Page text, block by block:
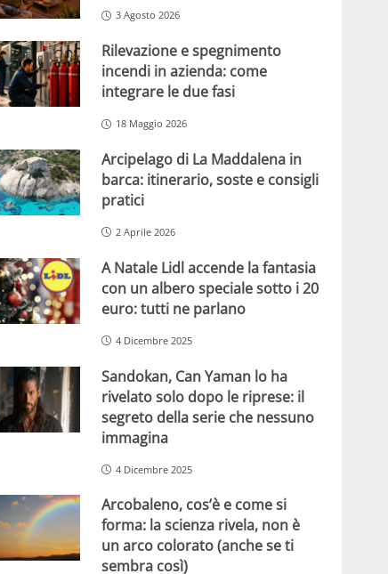
3 Agosto 2026
Rilevazione e spegnimento
incendi in azienda: come
integrare le due fasi
18 Maggio 2026
Arcipelago di La Maddalena in
barca: itinerario, soste e consigli
pratici
2 Aprile 2026
A Natale Lidl accende la fantasia
con un albero speciale sotto i 20
euro: tutti ne parlano
4 Dicembre 2025
Sandokan, Can Yaman lo ha
rivelato solo dopo le riprese: il
segreto della serie che nessuno
immagina
4 Dicembre 2025
Arcobaleno, cos’è e come si
forma: la scienza rivela, non è
un arco colorato (anche se ti
sembra così)